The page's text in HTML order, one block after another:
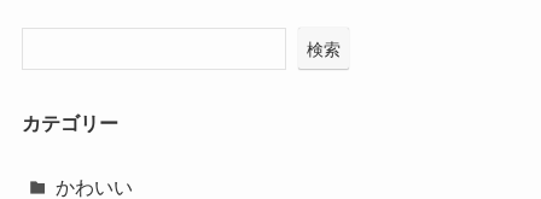
検索
カテゴリー
かわいい